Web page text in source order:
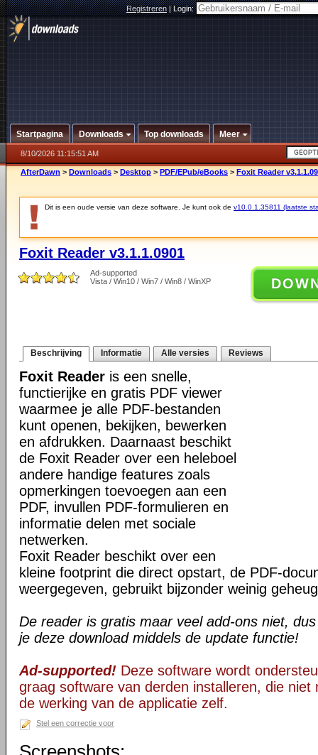
Registreren|Login:
Startpagina Downloads Top downloads Meer
8/10/2026 11:15:51 AM
AfterDawn > Downloads > Desktop > PDF/EPub/eBooks > Foxit Reader
Dit is een oude versie van deze software. Je kunt ook de v10.0.1.35811 (laatste
Foxit Reader v3.1.1.0901
Ad-supported
Vista / Win10 / Win7 / Win8 / WinXP
Beschrijving Informatie Alle versies Reviews
Foxit Reader is een snelle,
functierijke en gratis PDF viewer
waarmee je alle PDF-bestanden
kunt openen, bekijken, bewerken
en afdrukken. Daarnaast beschikt
de Foxit Reader over een heleboel
andere handige features zoals
opmerkingen toevoegen aan een
PDF, invullen PDF-formulieren en
informatie delen met sociale
netwerken.
Foxit Reader beschikt over een
kleine footprint die direct opstart, de PDF-
weergegeven, gebruikt bijzonder weinig
De reader is gratis maar veel add-ons niet,
je deze download middels de update functie!
Ad-supported! Deze software wordt
graag software van derden installeren, die niet
de werking van de applicatie zelf.
Stel een correctie voor